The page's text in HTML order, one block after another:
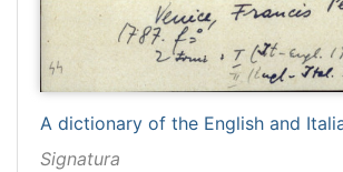
A dictionary of the English and
Signatura